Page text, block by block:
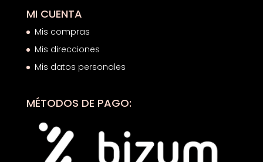
MI CUENTA
Mis compras
Mis direcciones
Mis datos personales
MÉTODOS DE PAGO: